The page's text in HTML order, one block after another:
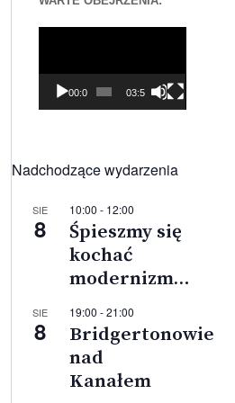
00:00 03:56
Nadchodzące wydarzenia
SIE
8
10:00 - 12:00
Śpieszmy się
kochać
modernizm…
SIE
8
19:00 -21:00
Bridgertonowie
nad
Kanałem